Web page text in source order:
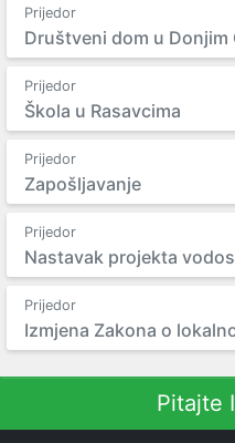
Prijedor
Društveni dom u Donjim
Prijedor
Škola u Rasavcima
Prijedor
Zapošljavanje
Prijedor
Nastavak projekta
Prijedor
Izmjena Zakona o
Pitajte